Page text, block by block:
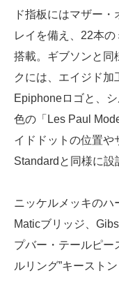
ド指板にはマザー
レイを備え、22本
搭載。ギブソンと同
クには、エイジド
Epiphoneロゴと、
色の「Les Paul
イドドットの位置や
Standardと同様に設
ニッケルメッキのハ
Maticブリッジ、
プバー・テールピー
ルリング”キースト